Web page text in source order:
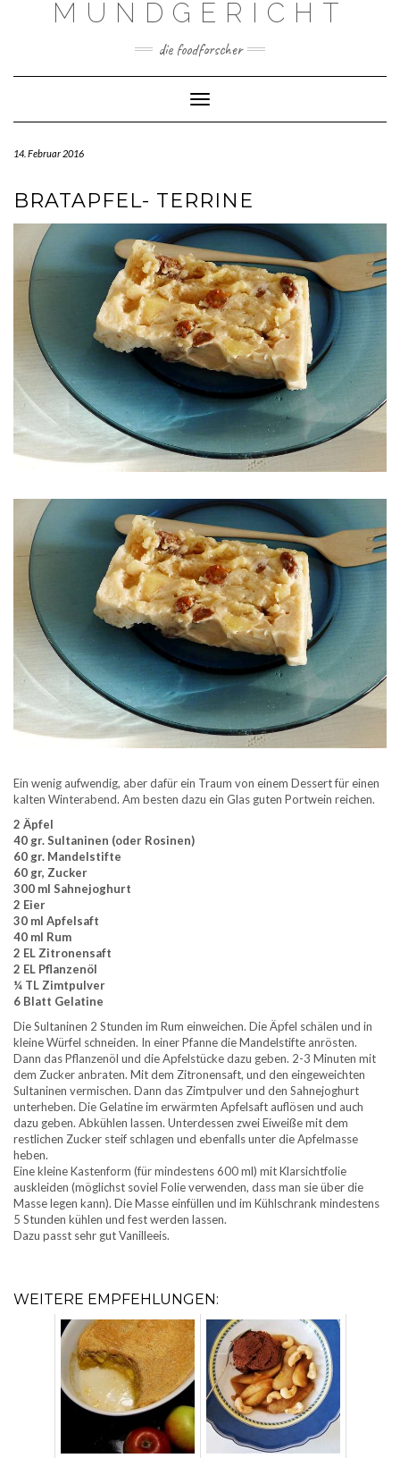
MUNDGERICHT
die foodforscher
Toggle Navigation
14. Februar 2016
BRATAPFEL- TERRINE
Ein wenig aufwendig, aber dafür ein Traum von einem Dessert für einen
kalten Winterabend. Am besten dazu ein Glas guten Portwein reichen.
2 Äpfel
40 gr. Sultaninen (oder Rosinen)
60 gr. Mandelstifte
60 gr, Zucker
300 ml Sahnejoghurt
2 Eier
30 ml Apfelsaft
40 ml Rum
2 EL Zitronensaft
2 EL Pflanzenöl
¼ TL Zimtpulver
6 Blatt Gelatine
Die Sultaninen 2 Stunden im Rum einweichen. Die Äpfel schälen und in
kleine Würfel schneiden. In einer Pfanne die Mandelstifte anrösten.
Dann das Pflanzenöl und die Apfelstücke dazu geben. 2-3 Minuten mit
dem Zucker anbraten. Mit dem Zitronensaft, und den eingeweichten
Sultaninen vermischen. Dann das Zimtpulver und den Sahnejoghurt
unterheben. Die Gelatine im erwärmten Apfelsaft auflösen und auch
dazu geben. Abkühlen lassen. Unterdessen zwei Eiweiße mit dem
restlichen Zucker steif schlagen und ebenfalls unter die Apfelmasse
heben.
Eine kleine Kastenform (für mindestens 600 ml) mit Klarsichtfolie
auskleiden (möglichst soviel Folie verwenden, dass man sie über die
Masse legen kann). Die Masse einfüllen und im Kühlschrank mindestens
5 Stunden kühlen und fest werden lassen.
Dazu passt sehr gut Vanilleeis.
WEITERE EMPFEHLUNGEN: